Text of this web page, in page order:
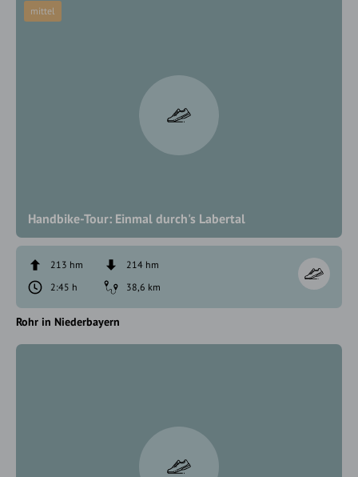
Handbike-Tour: Einmal durch's Labertal
mittel
213 hm
214 hm
2:45 h
38,6 km
Rohr in Niederbayern